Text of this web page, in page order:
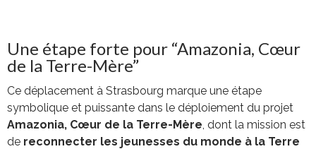
Une étape forte pour “Amazonia, Cœur
de la Terre-Mère”
Ce déplacement à Strasbourg marque une étape
symbolique et puissante dans le déploiement du projet
Amazonia, Cœur de la Terre-Mère, dont la mission est
de reconnecter les jeunesses du monde à la Terre